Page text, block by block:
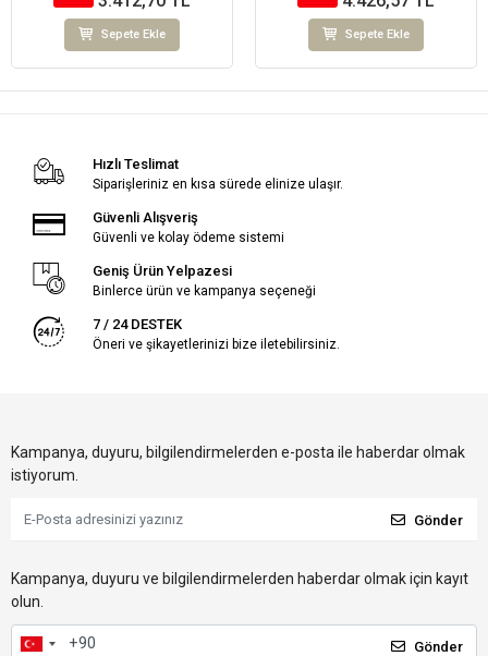
Sepete Ekle Sepete Ekle
Hızlı Teslimat
Siparişleriniz en kısa sürede elinize ulaşır.
Güvenli Alışveriş
Güvenli ve kolay ödeme sistemi
Geniş Ürün Yelpazesi
Binlerce ürün ve kampanya seçeneği
7 / 24 DESTEK
Öneri ve şikayetlerinizi bize iletebilirsiniz.
Kampanya, duyuru, bilgilendirmelerden e-posta ile haberdar olmak
istiyorum.
Gönder
Kampanya, duyuru ve bilgilendirmelerden haberdar olmak için kayıt
olun.
Gönder